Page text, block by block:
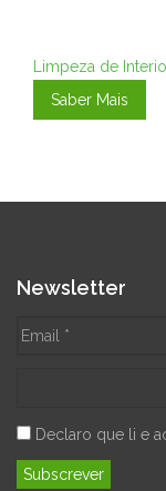
Limpeza de
Saber Mais
Newsletter
Declaro que li e